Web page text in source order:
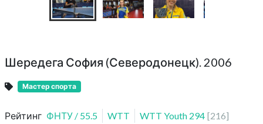
Шередега София (Северодонецк). 2006
Мастер спорта
Рейтинг ФНТУ / 55.5 WTT WTT Youth 294 [216]